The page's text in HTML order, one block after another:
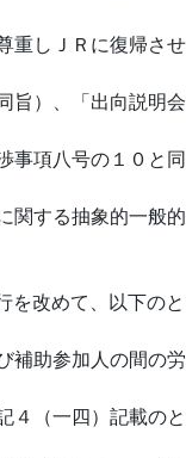
重しＪＲに復帰させ
旨）、「出向説明会
事項八号の１０と同
関する抽象的一般的
改めて、以下のと
補助参加人の間の労
４（一四）記載のと